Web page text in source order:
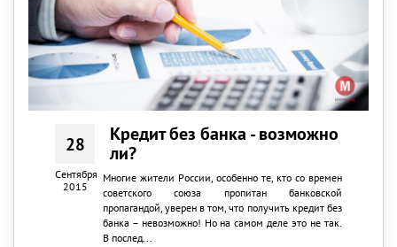
28
Сентября
2015
Кредит без банка - возможно
ли?
Многие жители России, особенно те, кто со времен
советского союза пропитан банковской
пропагандой, уверен в том, что получить кредит без
банка – невозможно! Но на самом деле это не так.
В послед...